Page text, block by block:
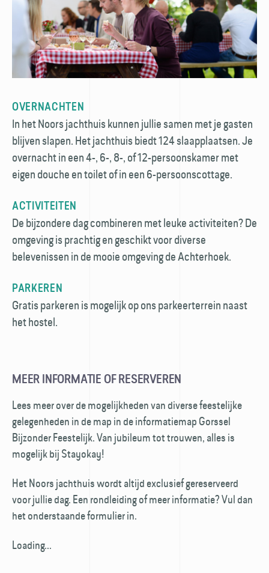
OVERNACHTEN
In het Noors jachthuis kunnen jullie samen met je gasten
blijven slapen. Het jachthuis biedt 124 slaapplaatsen. Je
overnacht in een 4-, 6-, 8-, of 12-persoonskamer met
eigen douche en toilet of in een 6-persoonscottage.
ACTIVITEITEN
De bijzondere dag combineren met leuke activiteiten? De
omgeving is prachtig en geschikt voor diverse
belevenissen in de mooie omgeving de Achterhoek.
PARKEREN
Gratis parkeren is mogelijk op ons parkeerterrein naast
het hostel.
MEER INFORMATIE OF RESERVEREN
Lees meer over de mogelijkheden van diverse feestelijke
gelegenheden in de map in de informatiemap Gorssel
Bijzonder Feestelijk. Van jubileum tot trouwen, alles is
mogelijk bij Stayokay!
Het Noors jachthuis wordt altijd exclusief gereserveerd
voor jullie dag. Een rond­leiding of meer informatie? Vul dan
het onderstaande formulier in.
Loading...